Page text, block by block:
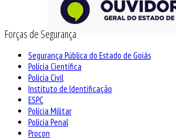
Forças de Segurança
Segurança Pública do Estado de Goiás
Polícia Científica
Polícia Civil
Instituto de Identificação
ESPC
Polícia Militar
Polícia Penal
Procon